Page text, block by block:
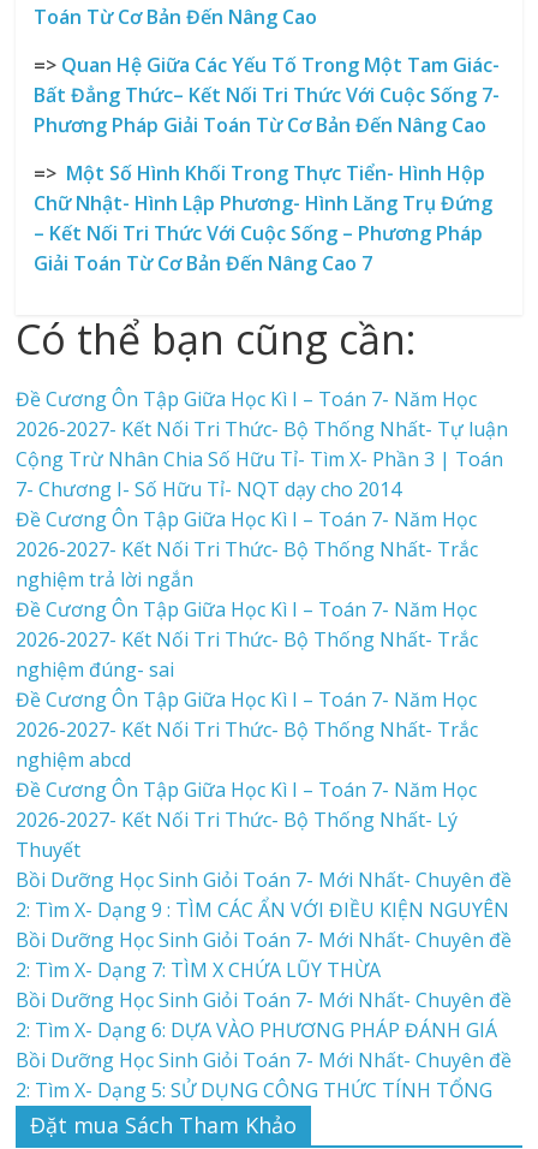
Toán Từ Cơ Bản Đến Nâng Cao
=> Quan Hệ Giữa Các Yếu Tố Trong Một Tam Giác-
Bất Đẳng Thức– Kết Nối Tri Thức Với Cuộc Sống 7-
Phương Pháp Giải Toán Từ Cơ Bản Đến Nâng Cao
=> Một Số Hình Khối Trong Thực Tiển- Hình Hộp
Chữ Nhật- Hình Lập Phương- Hình Lăng Trụ Đứng
– Kết Nối Tri Thức Với Cuộc Sống – Phương Pháp
Giải Toán Từ Cơ Bản Đến Nâng Cao 7
Có thể bạn cũng cần:
Đề Cương Ôn Tập Giữa Học Kì I – Toán 7- Năm Học
2026-2027- Kết Nối Tri Thức- Bộ Thống Nhất- Tự luận
Cộng Trừ Nhân Chia Số Hữu Tỉ- Tìm X- Phần 3 | Toán
7- Chương I- Số Hữu Tỉ- NQT dạy cho 2014
Đề Cương Ôn Tập Giữa Học Kì I – Toán 7- Năm Học
2026-2027- Kết Nối Tri Thức- Bộ Thống Nhất- Trắc
nghiệm trả lời ngắn
Đề Cương Ôn Tập Giữa Học Kì I – Toán 7- Năm Học
2026-2027- Kết Nối Tri Thức- Bộ Thống Nhất- Trắc
nghiệm đúng- sai
Đề Cương Ôn Tập Giữa Học Kì I – Toán 7- Năm Học
2026-2027- Kết Nối Tri Thức- Bộ Thống Nhất- Trắc
nghiệm abcd
Đề Cương Ôn Tập Giữa Học Kì I – Toán 7- Năm Học
2026-2027- Kết Nối Tri Thức- Bộ Thống Nhất- Lý
Thuyết
Bồi Dưỡng Học Sinh Giỏi Toán 7- Mới Nhất- Chuyên đề
2: Tìm X- Dạng 9 : TÌM CÁC ẨN VỚI ĐIỀU KIỆN NGUYÊN
Bồi Dưỡng Học Sinh Giỏi Toán 7- Mới Nhất- Chuyên đề
2: Tìm X- Dạng 7: TÌM X CHỨA LŨY THỪA
Bồi Dưỡng Học Sinh Giỏi Toán 7- Mới Nhất- Chuyên đề
2: Tìm X- Dạng 6: DỰA VÀO PHƯƠNG PHÁP ĐÁNH GIÁ
Bồi Dưỡng Học Sinh Giỏi Toán 7- Mới Nhất- Chuyên đề
2: Tìm X- Dạng 5: SỬ DỤNG CÔNG THỨC TÍNH TỔNG
Đặt mua Sách Tham Khảo